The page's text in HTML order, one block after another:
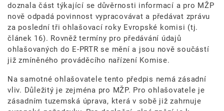
doznala část týkající se důvěrnosti informací a pro MŽP
nově odpadá povinnost vypracovávat a předávat zprávu
za poslední tři ohlašovací roky Evropské komisi (tj.
článek 16). Rovněž termíny pro předávání údajů
ohlašovaných do E-PRTR se mění a jsou nově součástí
již zmíněného prováděcího nařízení Komise.
Na samotné ohlašovatele tento předpis nemá zásadní
vliv. Důležitý je zejména pro MŽP. Pro ohlašovatele je
zásadním tuzemská úprava, která v sobě již zahrnuje